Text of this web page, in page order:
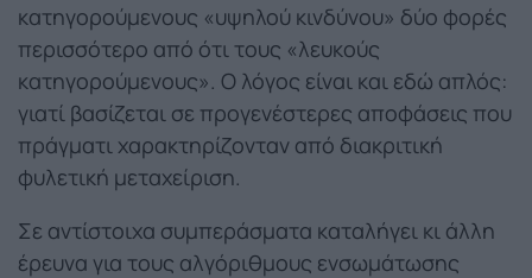
κατηγορούμενους «υψηλού κινδύνου» δύο φορές
περισσότερο από ότι τους «λευκούς
κατηγορούμενους». Ο λόγος είναι και εδώ απλός:
γιατί βασίζεται σε προγενέστερες αποφάσεις που
πράγματι χαρακτηρίζονταν από διακριτική
φυλετική μεταχείριση.
Σε αντίστοιχα συμπεράσματα καταλήγει κι άλλη
έρευνα για τους αλγόριθμους ενσωμάτωσης